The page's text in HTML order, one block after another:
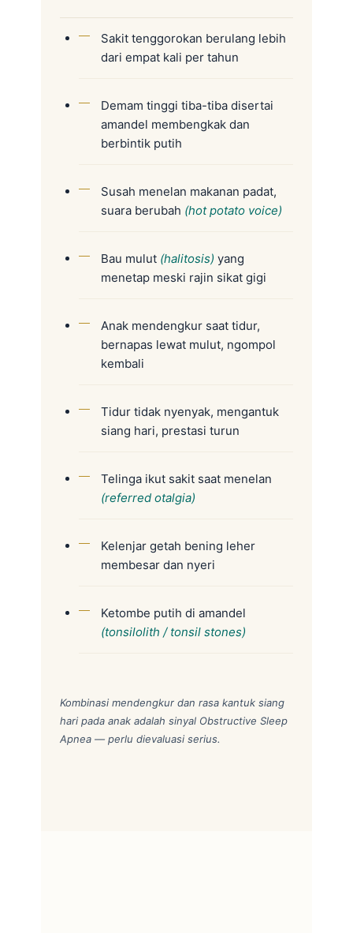
Sakit tenggorokan berulang lebih
dari empat kali per tahun
Demam tinggi tiba-tiba disertai
amandel membengkak dan
berbintik putih
Susah menelan makanan padat,
suara berubah (hot potato voice)
Bau mulut (halitosis) yang
menetap meski rajin sikat gigi
Anak mendengkur saat tidur,
bernapas lewat mulut, ngompol
kembali
Tidur tidak nyenyak, mengantuk
siang hari, prestasi turun
Telinga ikut sakit saat menelan
(referred otalgia)
Kelenjar getah bening leher
membesar dan nyeri
Ketombe putih di amandel
(tonsilolith / tonsil stones)
Kombinasi mendengkur dan rasa kantuk siang
hari pada anak adalah sinyal Obstructive Sleep
Apnea — perlu dievaluasi serius.